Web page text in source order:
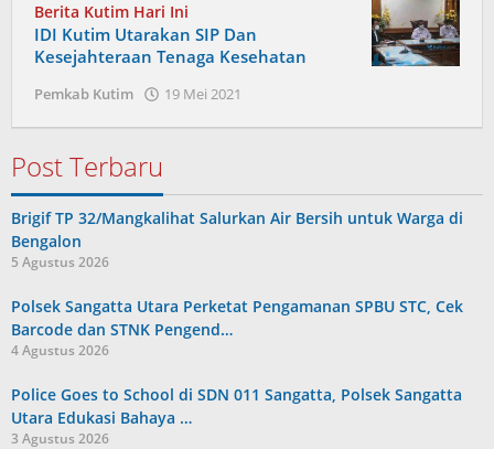
Berita Kutim Hari Ini
IDI Kutim Utarakan SIP Dan
Kesejahteraan Tenaga Kesehatan
Pemkab Kutim 19 Mei 2021
Post Terbaru
Brigif TP 32/Mangkalihat Salurkan Air Bersih untuk Warga di
Bengalon
5 Agustus 2026
Polsek Sangatta Utara Perketat Pengamanan SPBU STC, Cek
Barcode dan STNK Pengend…
4 Agustus 2026
Police Goes to School di SDN 011 Sangatta, Polsek Sangatta
Utara Edukasi Bahaya …
3 Agustus 2026